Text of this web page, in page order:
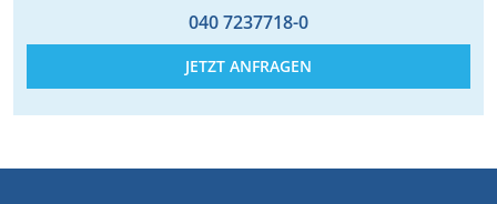
040 7237718-0
JETZT ANFRAGEN